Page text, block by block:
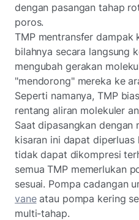
dengan pasangan tahap
poros.
TMP mentransfer dampak
bilahnya secara langsung
mengubah gerakan
"mendorong" mereka ke
Seperti namanya, TMP
rentang aliran molekuler
Saat dipasangkan dengan
kisaran ini dapat diperluas
tidak dapat dikompresi
semua TMP memerlukan
sesuai. Pompa cadangan
vaneatau pompa kering
multi-tahap.